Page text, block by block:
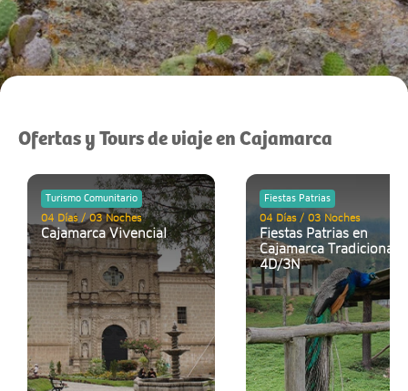
Ofertas y Tours de viaje en Cajamarca
Turismo Comunitario
04 Días / 03 Noches
Cajamarca Vivencial
Fiestas Patrias
04 Días / 03 Noches
Fiestas Patrias en
Cajamarca Tradicional
4D/3N